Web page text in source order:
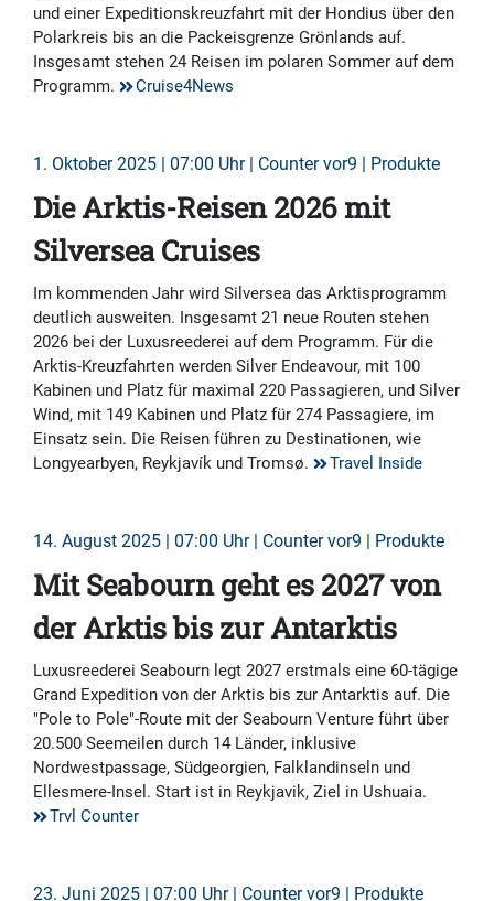
und einer Expeditionskreuzfahrt mit der Hondius über den
Polarkreis bis an die Packeisgrenze Grönlands auf.
Insgesamt stehen 24 Reisen im polaren Sommer auf dem
Programm.
Cruise4News
1. Oktober 2025 | 07:00 Uhr | Counter vor9 | Produkte
Die Arktis-Reisen 2026 mit
Silversea Cruises
Im kommenden Jahr wird Silversea das Arktisprogramm
deutlich ausweiten. Insgesamt 21 neue Routen stehen
2026 bei der Luxusreederei auf dem Programm. Für die
Arktis-Kreuzfahrten werden Silver Endeavour, mit 100
Kabinen und Platz für maximal 220 Passagieren, und Silver
Wind, mit 149 Kabinen und Platz für 274 Passagiere, im
Einsatz sein. Die Reisen führen zu Destinationen, wie
Longyearbyen, Reykjavík und Tromsø.
Travel Inside
14. August 2025 | 07:00 Uhr | Counter vor9 | Produkte
Mit Seabourn geht es 2027 von
der Arktis bis zur Antarktis
Luxusreederei Seabourn legt 2027 erstmals eine 60-tägige
Grand Expedition von der Arktis bis zur Antarktis auf. Die
"Pole to Pole"-Route mit der Seabourn Venture führt über
20.500 Seemeilen durch 14 Länder, inklusive
Nordwestpassage, Südgeorgien, Falklandinseln und
Ellesmere-Insel. Start ist in Reykjavik, Ziel in Ushuaia.
Trvl Counter
23. Juni 2025 | 07:00 Uhr | Counter vor9 | Produkte